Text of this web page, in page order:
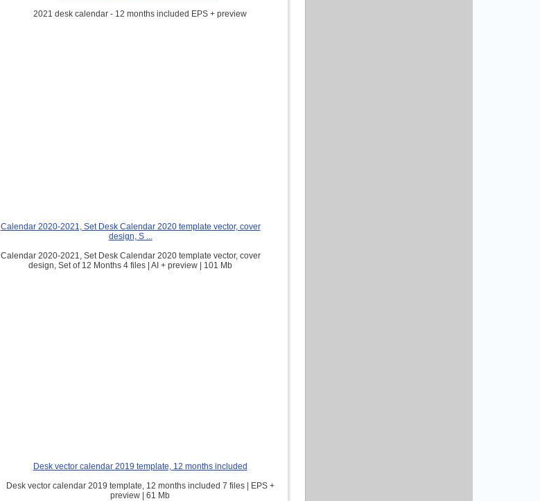
2021 desk calendar - 12 months included EPS + preview
Calendar 2020-2021, Set Desk Calendar 2020 template vector, cover
design, S ...
Calendar 2020-2021, Set Desk Calendar 2020 template vector, cover
design, Set of 12 Months 4 files | AI + preview | 101 Mb
Desk vector calendar 2019 template, 12 months included
Desk vector calendar 2019 template, 12 months included 7 files | EPS +
preview | 61 Mb